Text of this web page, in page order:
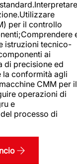
per il controllo
istruzioni tecnico-
ai
di precisione ed
la conformità agli
CMM per il
operazioni di
e
processo di